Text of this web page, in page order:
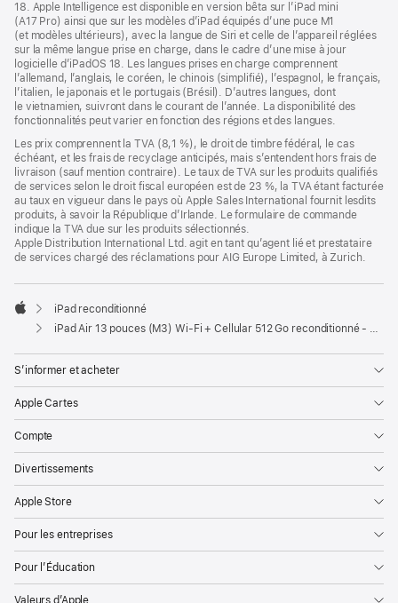
18. Apple Intelligence est disponible en version bêta sur l’iPad mini
(A17 Pro) ainsi que sur les modèles d’iPad équipés d’une puce M1
(et modèles ultérieurs), avec la langue de Siri et celle de l’appareil réglées
sur la même langue prise en charge, dans le cadre d’une mise à jour
logicielle d’iPadOS 18. Les langues prises en charge comprennent
l’allemand, l’anglais, le coréen, le chinois (simplifié), l’espagnol, le français,
l’italien, le japonais et le portugais (Brésil). D’autres langues, dont
le vietnamien, suivront dans le courant de l’année. La disponibilité des
fonctionnalités peut varier en fonction des régions et des langues.
Les prix comprennent la TVA (8,1 %), le droit de timbre fédéral, le cas
échéant, et les frais de recyclage anticipés, mais s’entendent hors frais de
livraison (sauf mention contraire). Le taux de TVA sur les produits qualifiés
de services selon le droit fiscal européen est de 23 %, la TVA étant facturée
au taux en vigueur dans le pays où Apple Sales International fournit lesdits
produits, à savoir la République d’Irlande. Le formulaire de commande
indique la TVA due sur les produits sélectionnés.
Apple Distribution International Ltd. agit en tant qu’agent lié et prestataire
de services chargé des réclamations pour AIG Europe Limited, à Zurich.
Apple
iPad reconditionné
iPad Air 13 pouces (M3) Wi-Fi + Cellular 512 Go reconditionné - Lumière stellaire
S’informer et acheter
Apple Cartes
Compte
Divertissements
Apple Store
Pour les entreprises
Pour l’Éducation
Valeurs d’Apple